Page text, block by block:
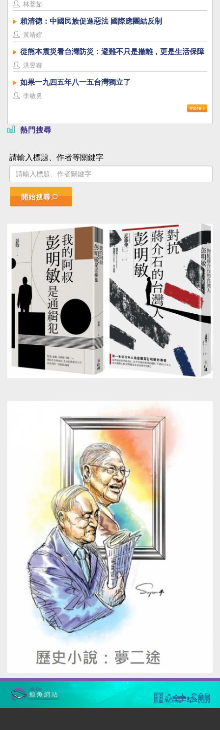
林薏茹
賴清德：中國民族促進惡法 國際應團結反制
黃靖媗
從熊本震災看台灣防災：避難不只是撤離，更是生活保障
洪昱睿
如果一九四五年八一五台灣獨立了
李敏勇
熱門搜尋
請輸入標題、作者等關鍵字
開始搜尋